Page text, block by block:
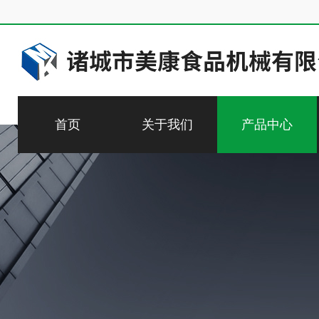
首页 关于我们 产品中心